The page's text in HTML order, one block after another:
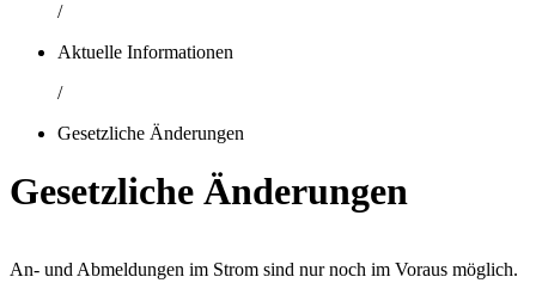
/
Aktuelle Informationen
/
Gesetzliche Änderungen
Gesetzliche Änderungen
An- und Abmeldungen im Strom sind nur noch im Voraus möglich.